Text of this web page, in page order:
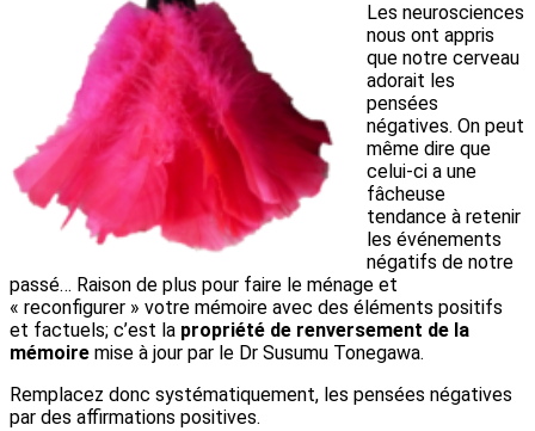
Les neurosciences
nous ont appris
que notre cerveau
adorait les
pensées
négatives. On peut
même dire que
celui-ci a une
fâcheuse
tendance à retenir
les événements
négatifs de notre
passé… Raison de plus pour faire le ménage et
« reconfigurer » votre mémoire avec des éléments positifs
et factuels; c’est la propriété de renversement de la
mémoire mise à jour par le Dr Susumu Tonegawa.
Remplacez donc systématiquement, les pensées négatives
par des affirmations positives.